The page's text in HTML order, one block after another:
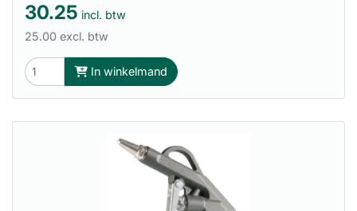
30.25 incl. btw
25.00 excl. btw
In winkelmand